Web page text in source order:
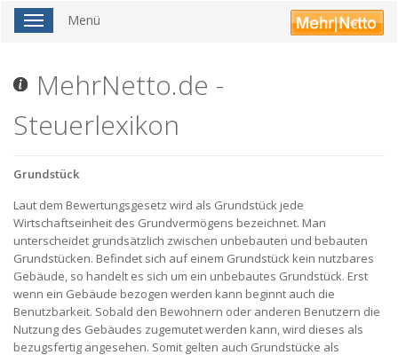
ToggleMenü
MehrNetto.de -
Steuerlexikon
Grundstück
Laut dem Bewertungsgesetz wird als Grundstück jede
Wirtschaftseinheit des Grundvermögens bezeichnet. Man
unterscheidet grundsätzlich zwischen unbebauten und bebauten
Grundstücken. Befindet sich auf einem Grundstück kein nutzbares
Gebäude, so handelt es sich um ein unbebautes Grundstück. Erst
wenn ein Gebäude bezogen werden kann beginnt auch die
Benutzbarkeit. Sobald den Bewohnern oder anderen Benutzern die
Nutzung des Gebäudes zugemutet werden kann, wird dieses als
bezugsfertig angesehen. Somit gelten auch Grundstücke als